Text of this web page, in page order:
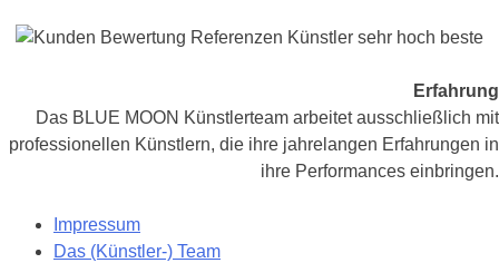
Erfahrung
Das BLUE MOON Künstlerteam arbeitet ausschließlich mit
professionellen Künstlern, die ihre jahrelangen Erfahrungen in
ihre Performances einbringen.
Impressum
Das (Künstler-) Team